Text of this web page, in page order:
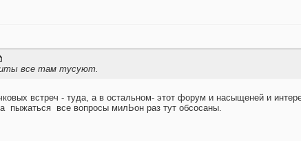
все там тусуют.
встреч - туда, а в остальном- этот форум и насыщеней и
пыжаться все вопросы милЬон раз тут обсосаны.